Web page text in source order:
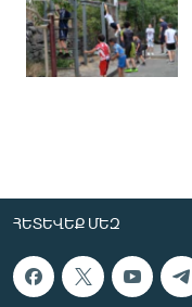
ՀԵՏԵՎԵՔ ՄԵԶ